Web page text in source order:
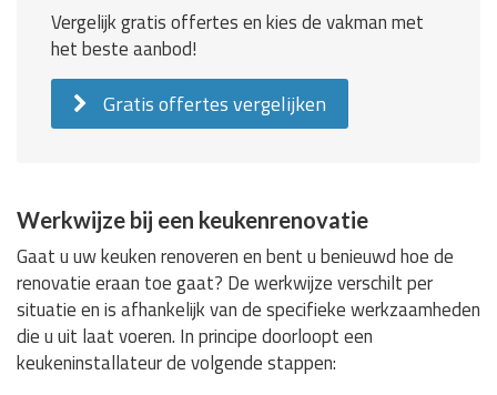
Vergelijk gratis offertes en kies de vakman met
het beste aanbod!
Gratis offertes vergelijken
Werkwijze bij een keukenrenovatie
Gaat u uw keuken renoveren en bent u benieuwd hoe de
renovatie eraan toe gaat? De werkwijze verschilt per
situatie en is afhankelijk van de specifieke werkzaamheden
die u uit laat voeren. In principe doorloopt een
keukeninstallateur de volgende stappen: